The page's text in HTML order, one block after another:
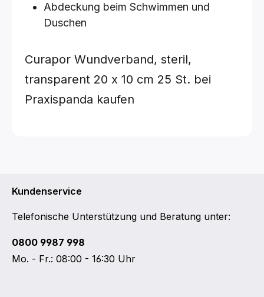
Abdeckung beim Schwimmen und
Duschen
Curapor Wundverband, steril,
transparent 20 x 10 cm 25 St. bei
Praxispanda kaufen
Kundenservice
Telefonische Unterstützung und Beratung unter:
0800 9987 998
Mo. - Fr.: 08:00 - 16:30 Uhr